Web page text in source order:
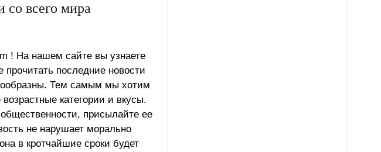
всего мира
! На нашем сайте вы узнаете
последние новости
Тем самым мы хотим
категории и вкусы.
присылайте ее
не нарушает морально
в кротчайшие сроки будет